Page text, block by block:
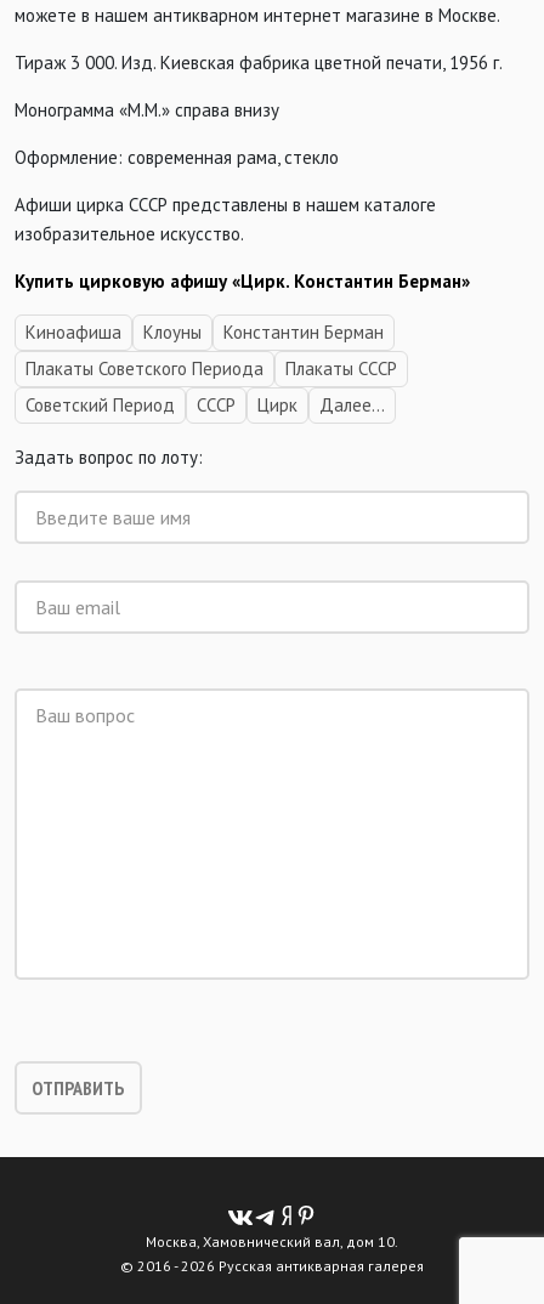
можете в нашем антикварном интернет магазине в Москве.
Тираж 3 000. Изд. Киевская фабрика цветной печати, 1956 г.
Монограмма «М.М.» справа внизу
Оформление: современная рама, стекло
Афиши цирка СССР представлены в нашем каталоге
изобразительное искусство.
Купить цирковую афишу «Цирк. Константин Берман»
Киноафиша Клоуны
Константин Берман
Плакаты Советского Периода
Плакаты СССР
Советский Период
СССР Цирк Далее...
Задать вопрос по лоту:
Москва, Хамовнический вал, дом 10.
© 2016 - 2026 Русская антикварная галерея